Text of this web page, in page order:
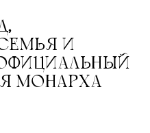
И
МОНАРХА